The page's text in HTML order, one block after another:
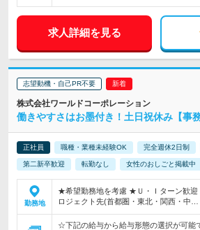
求人詳細を見る
志望動機・自己PR不要
株式会社ワールドコーポレーション
働きやすさはお墨付き！土日祝休み【事
正社員 職種・業種未経験OK 完全週休2日制
第二新卒歓迎 転勤なし 女性のおしごと掲載中
勤務地
★希望勤務地を考慮 ★Ｕ・Ｉターン歓
ロジェクト先(首都圏・東北・関西・中…
☆下記の給与から給与形態の選択が可能